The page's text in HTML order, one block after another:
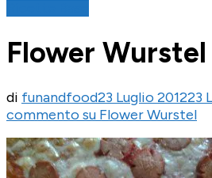
Flower Wurstel
di funandfood23 Luglio 201223
commento su Flower Wurstel